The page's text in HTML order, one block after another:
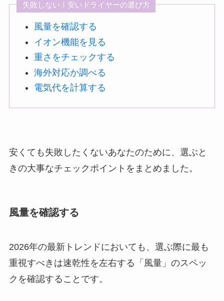
失敗しない！安いドライヤーの選び方
風量を確認する
イオン機能を見る
重さをチェックする
海外対応か調べる
電気代を計算する
安くても失敗したくないあなたのために、選ぶと
きの大事なチェックポイントをまとめました。
風量を確認する
2026年の最新トレンドにおいても、選ぶ際に最も
重視すべきは速乾性を左右する「風量」のスペッ
クを確認することです。